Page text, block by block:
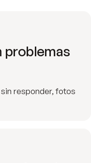
problemas
responder, fotos